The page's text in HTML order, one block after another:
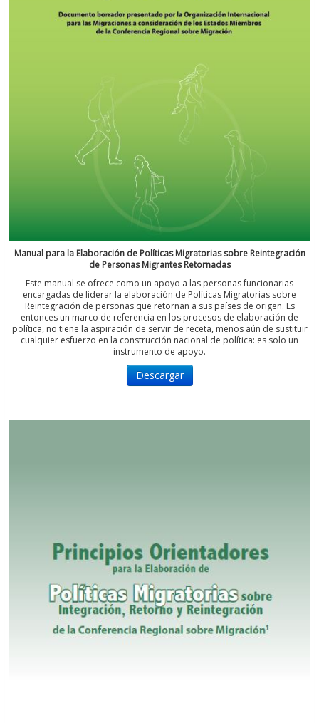
Manual para la Elaboración de Políticas Migratorias sobre Reintegración
de Personas Migrantes Retornadas
Este manual se ofrece como un apoyo a las personas funcionarias
encargadas de liderar la elaboración de Políticas Migratorias sobre
Reintegración de personas que retornan a sus países de origen. Es
entonces un marco de referencia en los procesos de elaboración de
política, no tiene la aspiración de servir de receta, menos aún de sustituir
cualquier esfuerzo en la construcción nacional de política: es solo un
instrumento de apoyo.
Descargar